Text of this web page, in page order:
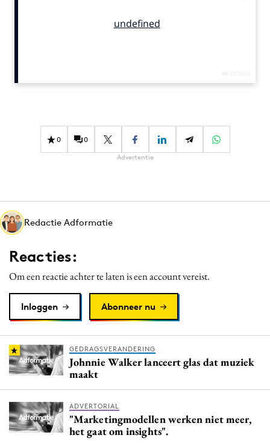
Design
Diversiteit
Effectiviteit
Martech
Media
Merkstrategie
Purpose Marketing
Reputatie & crisis
0 0
Advertentie
Redactie Adformatie
Reacties:
Om een reactie achter te laten is een account vereist.
Inloggen Abonneer nu
GEDRAGSVERANDERING
Johnnie Walker lanceert glas dat muziek
maakt
ADVERTORIAL
"Marketingmodellen werken niet meer,
het gaat om insights".